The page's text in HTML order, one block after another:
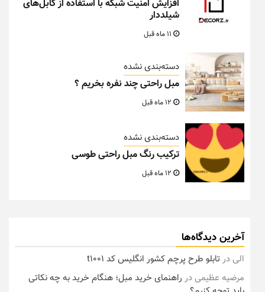
افزایش امنیت شبکه با استفاده از کابل‌های
شیلددار
دسته‌بندی نشده
مبل راحتی چند نفره بخریم ؟
دسته‌بندی نشده
ترکیب رنگ مبل راحتی طوسی
آخرین دیدگاه‌ها
الیدرتابلو طرح پرچم کشور انگلیس کد t1001
مرضیه عظیمیدر راهنمای خرید مبل؛ هنگام خرید به چه نکاتی